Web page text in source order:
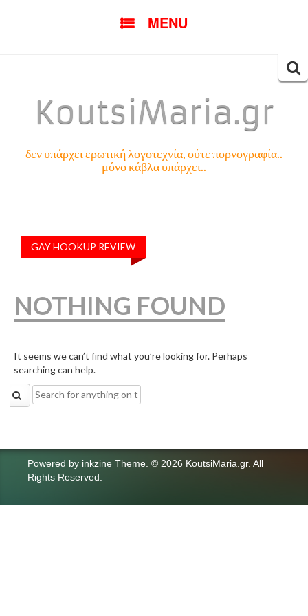
MENU
KoutsiMaria.gr
δεν υπάρχει ερωτική λογοτεχνία, ούτε πορνογραφία..
μόνο κάβλα υπάρχει..
GAY HOOKUP REVIEW
NOTHING FOUND
It seems we can’t find what you’re looking for. Perhaps
searching can help.
Search
for:
Powered by inkzine Theme © 2026 KoutsiMaria.gr. All
Rights Reserved.